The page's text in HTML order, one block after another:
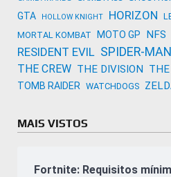
GTA HOLLOW KNIGHT HORIZON
MORTAL KOMBAT MOTO GP NFS
RESIDENT EVIL SPIDER-MAN
THE CREW THE DIVISION
TOMB RAIDER WATCHDOGS
MAIS VISTOS
Fortnite: Requisitos